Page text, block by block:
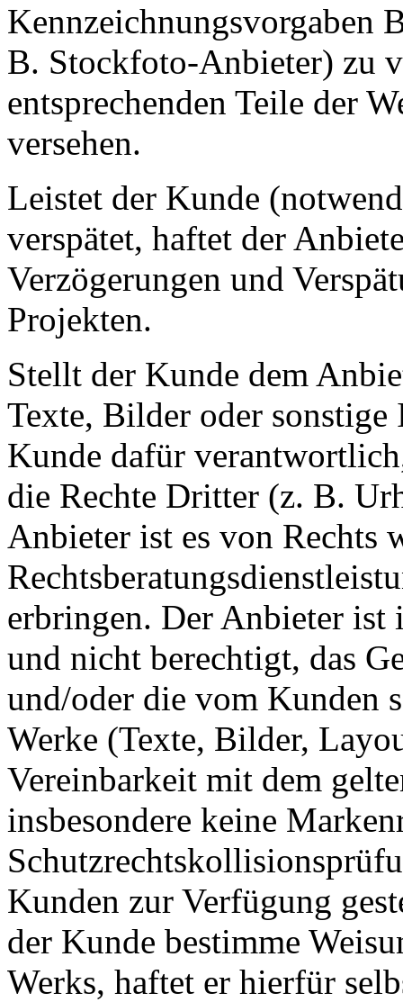
Kennzeichnungsvorgaben
B. Stockfoto-Anbieter) zu
entsprechenden Teile der
versehen.
Leistet der Kunde
verspätet, haftet der
Verzögerungen und
Projekten.
Stellt der Kunde dem
Texte, Bilder oder
Kunde dafür
die Rechte Dritter (z. B.
Anbieter ist es von Rechts
erbringen. Der Anbieter ist
und nicht berechtigt, das
und/oder die vom Kunden
Werke (Texte, Bilder,
Vereinbarkeit mit dem
insbesondere keine
Kunden zur Verfügung
der Kunde bestimme
Werks, haftet er hierfür